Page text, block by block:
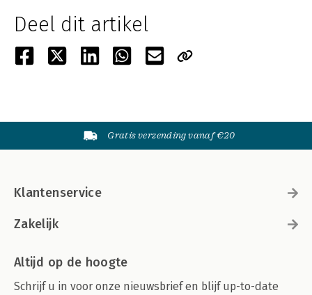
Deel dit artikel
Gratis verzending vanaf €20
Klantenservice
Zakelijk
Altijd op de hoogte
Schrijf u in voor onze nieuwsbrief en blijf up-to-date